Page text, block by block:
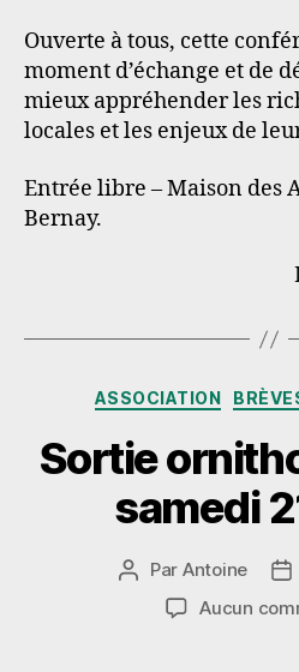
Ouverte à tous, cette
moment d’échange et de
mieux appréhender les
locales et les enjeux de
Entrée libre – Maison des
Bernay.
ASSOCIATION
Sortie
samedi
Auteur
l’article
Par Antoine
Aucun